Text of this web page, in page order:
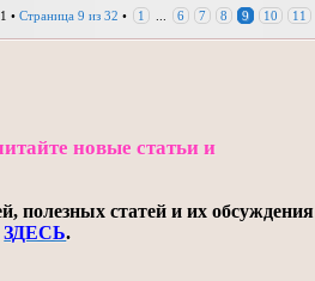
• Страница 9 из 32 • 1 6 7 8 9 10 11
новые статьи и
полезных статей и их обсуждения
ЗДЕСЬ.